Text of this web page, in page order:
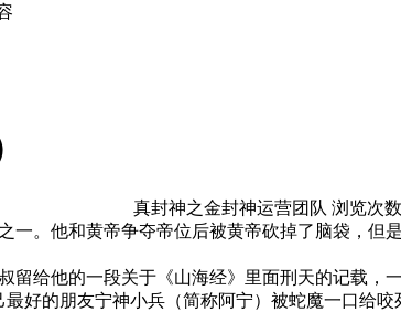
真封神之金封神运营团队 浏览次数
一。他和黄帝争夺帝位后被黄帝砍掉了脑袋，
留给他的一段关于《山海经》里面刑天的记载
好的朋友宁神小兵（简称阿宁）被蛇魔一口给